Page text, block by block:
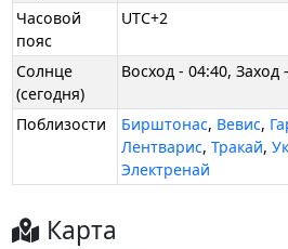
Часовой
пояс
UTC+2
Солнце
(сегодня)
Восход - 04:40, Заход
Поблизости Бирштонас, Вевис,
Лентварис,Тракай,
Электренай
Карта